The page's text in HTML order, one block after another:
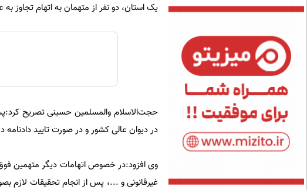
یک استان، دو نفر از متهمان به اتهام
حجت‌الاسلام والمسلمین حسینی تصریح
در دیوان عالی کشور و در صورت تایید
وی افزود:در خصوص اتهامات دیگر متهمین فوق
غیرقانونی و ...، پس از انجام تحقیقات